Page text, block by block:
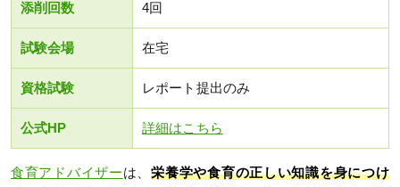
添削回数 4回
試験会場 在宅
資格試験 レポート提出のみ
公式HP 詳細はこちら
食育アドバイザーは、栄養学や食育の正しい知識を身につけ